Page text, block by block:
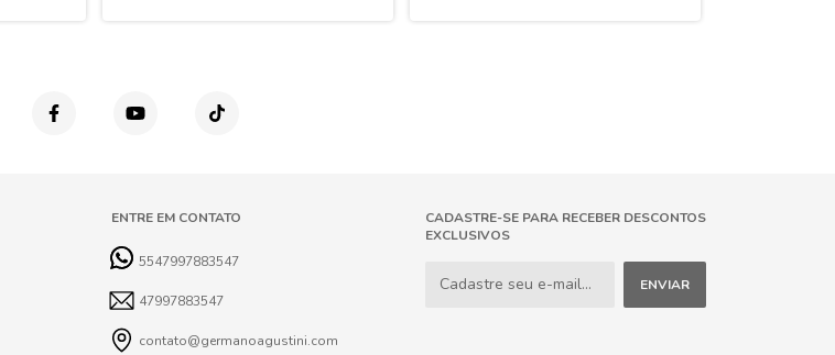
ENTRE EM CONTATO
5547997883547
47997883547
contato@germanoagustini.com
CADASTRE-SE PARA RECEBER DESCONTOS
EXCLUSIVOS